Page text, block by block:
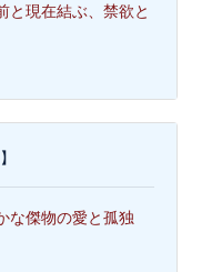
と現在結ぶ、禁欲と
な傑物の愛と孤独